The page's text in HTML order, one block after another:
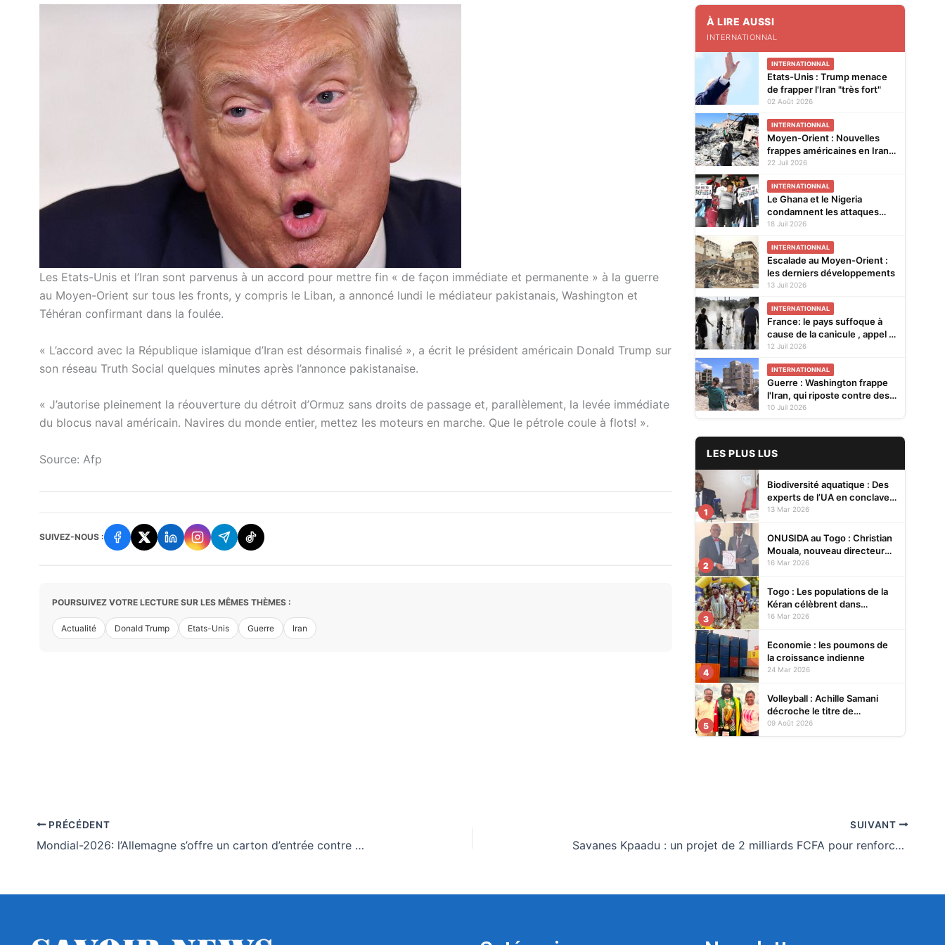
Les Etats-Unis et l’Iran sont parvenus à un accord pour mettre fin « de façon immédiate et permanente » à la guerre
au Moyen-Orient sur tous les fronts, y compris le Liban, a annoncé lundi le médiateur pakistanais, Washington et
Téhéran confirmant dans la foulée.
« L’accord avec la République islamique d’Iran est désormais finalisé », a écrit le président américain Donald Trump sur
son réseau Truth Social quelques minutes après l’annonce pakistanaise.
« J’autorise pleinement la réouverture du détroit d’Ormuz sans droits de passage et, parallèlement, la levée immédiate
du blocus naval américain. Navires du monde entier, mettez les moteurs en marche. Que le pétrole coule à flots! ».
Source: Afp
SUIVEZ-NOUS :
POURSUIVEZ VOTRE LECTURE SUR LES MÊMES THÈMES :
Actualité Donald Trump Etats-Unis Guerre Iran
À LIRE AUSSI
INTERNATIONNAL
INTERNATIONNAL
Etats-Unis : Trump menace
de frapper l'Iran "très fort"
02 Août 2026
INTERNATIONNAL
Moyen-Orient : Nouvelles
frappes américaines en Iran,
Trump n'en a "pas fini du
22 Juil 2026
INTERNATIONNAL
Le Ghana et le Nigeria
condamnent les attaques
xénophobes en Afrique du
18 Juil 2026
INTERNATIONNAL
Escalade au Moyen-Orient :
les derniers développements
13 Juil 2026
INTERNATIONNAL
France: le pays suffoque à
cause de la canicule , appel à
la vigilance sur les feux
12 Juil 2026
INTERNATIONNAL
Guerre : Washington frappe
l'Iran, qui riposte contre des
alliés des États-Unis dans le
10 Juil 2026
LES PLUS LUS
1
Biodiversité aquatique : Des
experts de l’UA en conclave à
Lomé pour renforcer la
13 Mar 2026
2
ONUSIDA au Togo : Christian
Mouala, nouveau directeur
pays
16 Mar 2026
3
Togo : Les populations de la
Kéran célèbrent dans
l’allégresse Tislim-Difoini,
16 Mar 2026
4
Economie : les poumons de
la croissance indienne
24 Mar 2026
5
Volleyball : Achille Samani
décroche le titre de
champion du Bénin avec
09 Août 2026
PRÉCÉDENT
Mondial-2026: l’Allemagne s’offre un carton d’entrée contre Curaçao
SUIVANT
Savanes Kpaadu : un projet de 2 milliards FCFA pour renforcer la cohésion sociale et la résilience